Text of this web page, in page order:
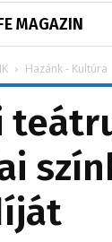
MAGAZIN
Hazánk - Kultúra